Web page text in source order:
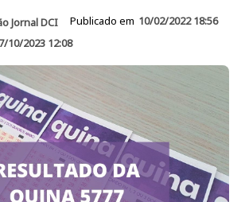
Jornal DCI Publicado em 10/02/2022 18:56
10/2023 12:08